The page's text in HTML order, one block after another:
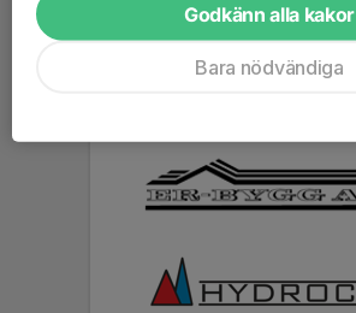
Godkänn alla kakor
Bara nödvändiga